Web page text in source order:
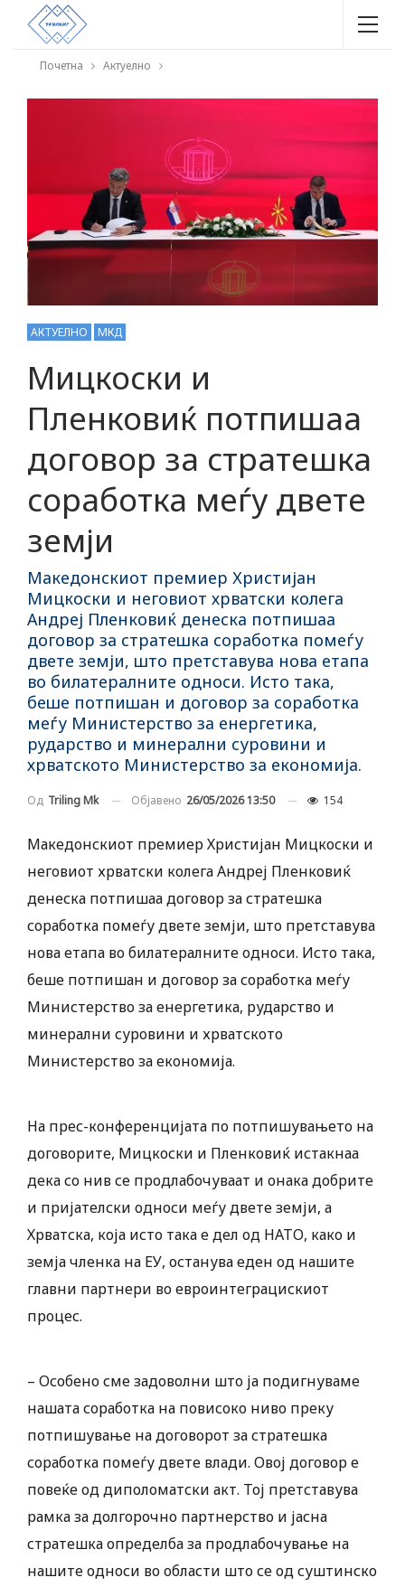
Почетна Актуелно
АКТУЕЛНО МКД
Мицкоски и
Пленковиќ потпишаа
договор за стратешка
соработка меѓу двете
земји
Македонскиот премиер Христијан
Мицкоски и неговиот хрватски колега
Андреј Пленковиќ денеска потпишаа
договор за стратешка соработка помеѓу
двете земји, што претставува нова етапа
во билатералните односи. Исто така,
беше потпишан и договор за соработка
меѓу Министерство за енергетика,
рударство и минерални суровини и
хрватското Министерство за економија.
Од Triling Mk Објавено 26/05/2026 13:50 154
Македонскиот премиер Христијан Мицкоски и
неговиот хрватски колега Андреј Пленковиќ
денеска потпишаа договор за стратешка
соработка помеѓу двете земји, што претставува
нова етапа во билатералните односи. Исто така,
беше потпишан и договор за соработка меѓу
Министерство за енергетика, рударство и
минерални суровини и хрватското
Министерство за економија.
На прес-конференцијата по потпишувањето на
договорите, Мицкоски и Пленковиќ истакнаа
дека со нив се продлабочуваат и онака добрите
и пријателски односи меѓу двете земји, а
Хрватска, која исто така е дел од НАТО, како и
земја членка на ЕУ, останува еден од нашите
главни партнери во евроинтеграцискиот
процес.
– Особено сме задоволни што ја подигнуваме
нашата соработка на повисоко ниво преку
потпишување на договорот за стратешка
соработка помеѓу двете влади. Овој договор е
повеќе од диполоматски акт. Тој претставува
рамка за долгорочно партнерство и јасна
стратешка определба за продлабочување на
нашите односи во области што се од суштинско